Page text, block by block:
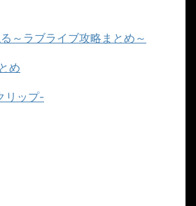
～ラブライブ攻略まとめ～
め
リップ-